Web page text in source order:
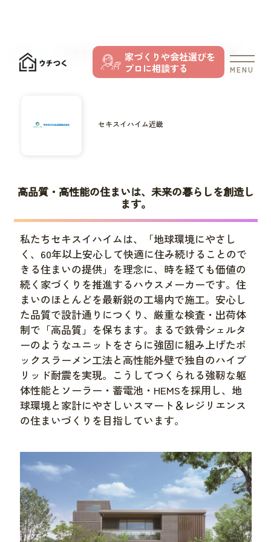
MENU
家づくりや会社選びを
プロに相談する
TOP おすすめの住宅メーカー セキスイハイム近畿
セキスイハイム近畿
高品質・高性能の住まいは、未来の暮らしを創造し
ます。
私たちセキスイハイムは、「地球環境にやさし
く、60年以上安心して快適に住み続けることので
きる住まいの提供」を理念に、時を経ても価値の
続く家づくりを推進するハウスメーカーです。住
まいのほとんどを最新鋭の工場内で施工。安心し
た品質で設計通りにつくり、厳重な検査・出荷体
制で「高品質」を保ちます。まるで鉄骨シェルタ
ーのようなユニットをさらに強固に組み上げたボ
ックスラーメン工法と高性能外壁で独自のハイブ
リッド耐震を実現。こうしてつくられる強靭な躯
体性能とソーラー・蓄電池・HEMSを採用し、地
球環境と家計にやさしいスマート＆レジリエンス
の住まいづくりを目指しています。